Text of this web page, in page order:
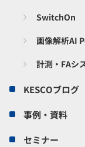
SwitchOn
画像解析AI
計測・FAシ
KESCOブログ
事例・資料
セミナー